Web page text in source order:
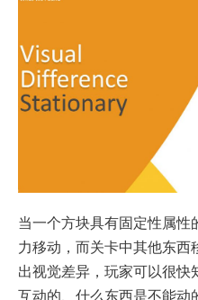
当一个方块具有固定性属
力移动，而关卡中其他东
出视觉差异，玩家可以很快
互动的、什么东西是不能动